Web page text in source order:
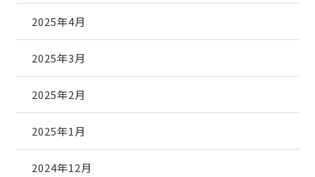
2025年4月
2025年3月
2025年2月
2025年1月
2024年12月